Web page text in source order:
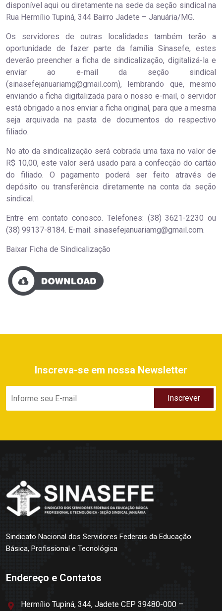
disponível aqui ou diretamente na sede da seção sindical na
Rua Hermílio Tupiná, 344 Bairro Jadete – Januária/MG.
Os servidores de outras localidades também terão a
oportunidade de fazer parte da família Sinasefe, estes
deverão preencher a ficha de sindicalização, digitalizá-la e
enviar ao e-mail da seção sindical
(sinasefejanuariamg@gmail.com), lembrando que, mesmo
enviando a ficha digitalizada para o nosso e-mail, o servidor
está obrigado a nos enviar a ficha original, para que a mesma
seja arquivada na pasta de documentos do respectivo
filiado.
No ato da sindicalização será cobrada uma taxa no valor de
R$ 10,00, este valor será usado para a confecção do cartão
do filiado. O pagamento poderá ser feito através de
depósito ou transferência diretamente na conta da seção
sindical.
Entre em contato conosco. Telefones: (38) 3621-2230 ou
(38) 99137-8184. E-mail: sinasefejanuariamg@gmail.com.
Baixar Ficha de Sindicalização
Inscreva-se em nossa Newsletter
Sindicato Nacional dos Servidores Federais da Educação
Básica, Profissional e Tecnológica
Endereço e Contatos
Hermílio Tupiná, 344, Jadete CEP 39480-000 –